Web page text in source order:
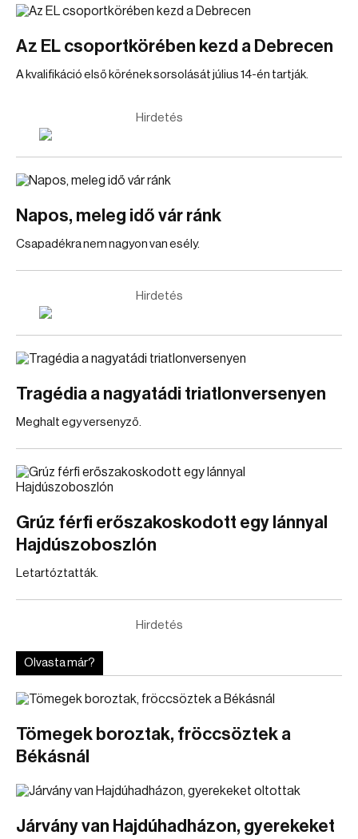
Az EL csoportkörében kezd a Debrecen
A kvalifikáció első körének sorsolását július 14-én tartják.
Hirdetés
Napos, meleg idő vár ránk
Csapadékra nem nagyon van esély.
Hirdetés
Tragédia a nagyatádi triatlonversenyen
Meghalt egy versenyző.
Grúz férfi erőszakoskodott egy lánnyal
Hajdúszoboszlón
Letartóztatták.
Hirdetés
Olvasta már?
Tömegek boroztak, fröccsöztek a
Békásnál
Járvány van Hajdúhadházon, gyerekeket